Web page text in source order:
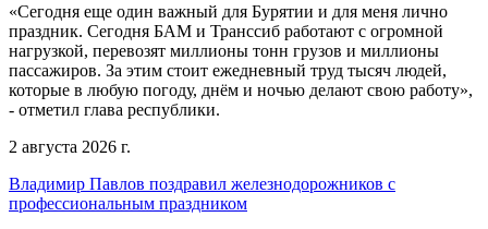
«Сегодня еще один важный для Бурятии и для меня лично
праздник. Сегодня БАМ и Транссиб работают с огромной
нагрузкой, перевозят миллионы тонн грузов и миллионы
пассажиров. За этим стоит ежедневный труд тысяч людей,
которые в любую погоду, днём и ночью делают свою работу»,
- отметил глава республики.
2 августа 2026 г.
Владимир Павлов поздравил железнодорожников с
профессиональным праздником